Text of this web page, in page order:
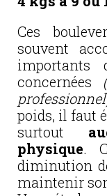
Ces
souvent
importants
concernées
professionnel
poids, il faut
surtout
physique.
diminution
maintenir